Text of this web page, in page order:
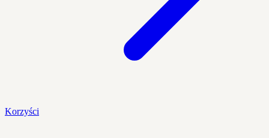
Korzyści